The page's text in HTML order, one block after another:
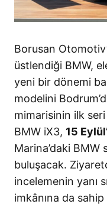
Borusan
üstlendiği BMW,
yeni bir dönemi
modelini
mimarisinin ilk
BMW iX3, 15
Marina’daki
buluşacak.
incelemenin yanı
imkânına da